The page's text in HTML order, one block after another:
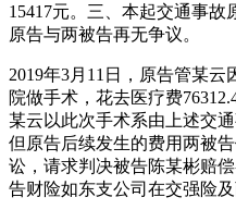
15417元。三、本起交通事故
原告与两被告再无争议。
2019年3月11日，原告管某
院做手术，花去医疗费
某云以此次手术系由上述交
但原告后续发生的费用两被
讼，请求判决被告陈某彬赔
告财险如东支公司在交强险